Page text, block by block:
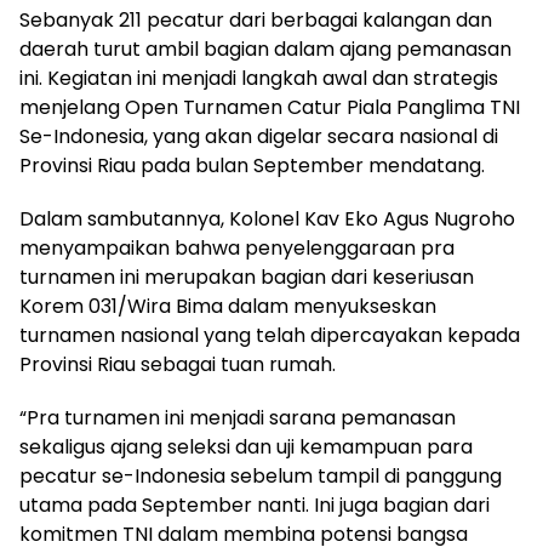
Sebanyak 211 pecatur dari berbagai kalangan dan
daerah turut ambil bagian dalam ajang pemanasan
ini. Kegiatan ini menjadi langkah awal dan strategis
menjelang Open Turnamen Catur Piala Panglima TNI
Se-Indonesia, yang akan digelar secara nasional di
Provinsi Riau pada bulan September mendatang.
Dalam sambutannya, Kolonel Kav Eko Agus Nugroho
menyampaikan bahwa penyelenggaraan pra
turnamen ini merupakan bagian dari keseriusan
Korem 031/Wira Bima dalam menyukseskan
turnamen nasional yang telah dipercayakan kepada
Provinsi Riau sebagai tuan rumah.
“Pra turnamen ini menjadi sarana pemanasan
sekaligus ajang seleksi dan uji kemampuan para
pecatur se-Indonesia sebelum tampil di panggung
utama pada September nanti. Ini juga bagian dari
komitmen TNI dalam membina potensi bangsa